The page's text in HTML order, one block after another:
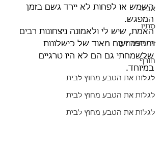
אביב
סתיו
זיהוי צמחים
חורף
לגלות את הטבע מחוץ לבית
לגלות את הטבע מחוץ לבית
לגלות את הטבע מחוץ לבית
השמש או לפחות לא יירד גשם בזמן
המפגש.
האמת, שיש לי ולאמונה ניצחונות רבים
ומספר זעום מאוד של כישלונות
שלשמחתי גם הם לא היו טרגיים
במיוחד.